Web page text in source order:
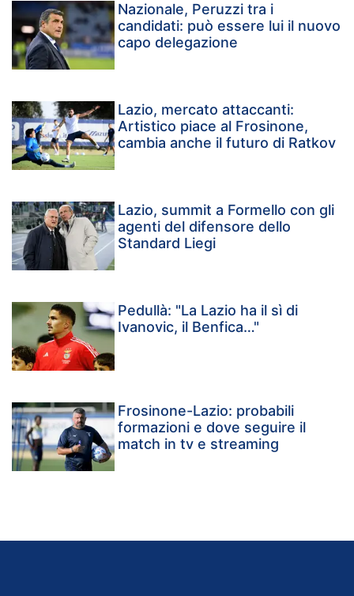
Nazionale, Peruzzi tra i
candidati: può essere lui il nuovo
capo delegazione
Lazio, mercato attaccanti:
Artistico piace al Frosinone,
cambia anche il futuro di Ratkov
Lazio, summit a Formello con gli
agenti del difensore dello
Standard Liegi
Pedullà: "La Lazio ha il sì di
Ivanovic, il Benfica…"
Frosinone-Lazio: probabili
formazioni e dove seguire il
match in tv e streaming